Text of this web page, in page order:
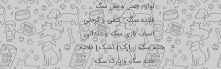
لوازم حمل و نقل سگ
قلاده سگ | کتفی و گردنی
اسباب بازی سگ و دندانی
خانه سگ | پارک | تشک | قلاده
خانه سگ و پارک سگ